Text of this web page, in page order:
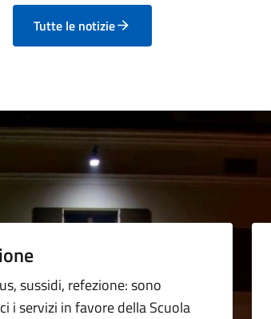
Tutte le notizie
sussidi, refezione: sono
i servizi in favore della Scuola